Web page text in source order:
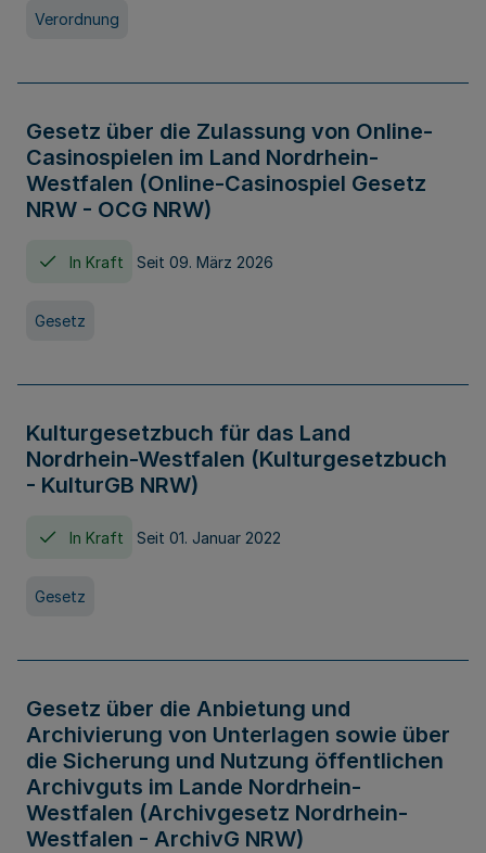
Verordnung
Gesetz über die Zulassung von Online-
Casinospielen im Land Nordrhein-
Westfalen (Online-Casinospiel Gesetz
NRW - OCG NRW)
In Kraft Seit 09. März 2026
Gesetz
Kulturgesetzbuch für das Land
Nordrhein-Westfalen (Kulturgesetzbuch
- KulturGB NRW)
In Kraft Seit 01. Januar 2022
Gesetz
Gesetz über die Anbietung und
Archivierung von Unterlagen sowie über
die Sicherung und Nutzung öffentlichen
Archivguts im Lande Nordrhein-
Westfalen (Archivgesetz Nordrhein-
Westfalen - ArchivG NRW)